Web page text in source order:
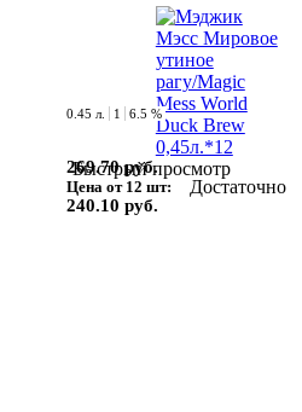
Быстрый просмотр
0.45 л. 1 6.5 %
269.70 руб.
Цена от 12 шт:
240.10 руб.
Достаточно